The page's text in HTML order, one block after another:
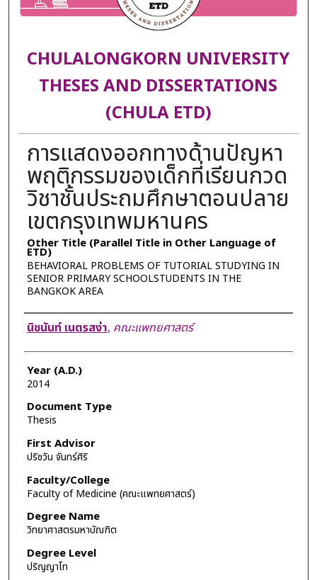
CHULALONGKORN UNIVERSITY
THESES AND DISSERTATIONS
(CHULA ETD)
การแสดงออกทางด้านปัญหา
พฤติกรรมของเด็กที่เรียนกวด
วิชาชั้นประถมศึกษาตอนปลาย
เขตกรุงเทพมหานคร
Other Title (Parallel Title in Other Language of
ETD)
BEHAVIORAL PROBLEMS OF TUTORIAL STUDYING IN
SENIOR PRIMARY SCHOOLSTUDENTS IN THE
BANGKOK AREA
Author
นิชนันท์ เนตรสง่า, คณะแพทยศาสตร์
Year (A.D.)
2014
Document Type
Thesis
First Advisor
ปริชวัน จันทร์ศิริ
Faculty/College
Faculty of Medicine (คณะแพทยศาสตร์)
Degree Name
วิทยาศาสตรมหาบัณฑิต
Degree Level
ปริญญาโท